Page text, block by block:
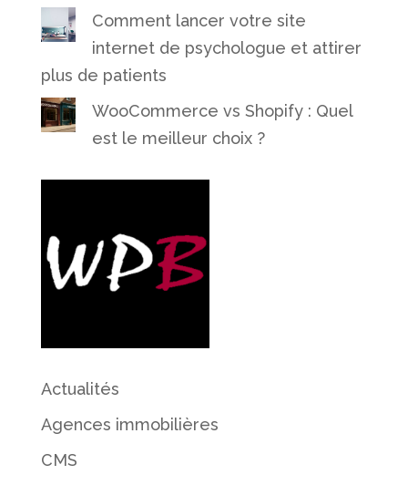
Comment lancer votre site
internet de psychologue et attirer
plus de patients
WooCommerce vs Shopify : Quel
est le meilleur choix ?
Actualités
Agences immobilières
CMS